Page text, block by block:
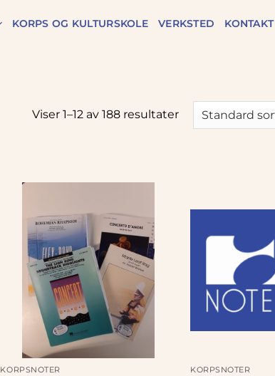
KORPS OG KULTURSKOLE VERKSTED KONTAKT
Viser 1–12 av 188 resultater
KORPSNOTER KORPSNOTER